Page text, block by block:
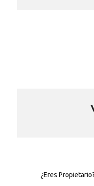
¿Eres Propietario?